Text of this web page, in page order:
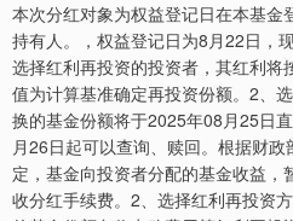
本次分红对象为权益登记日在本基金
持有人。，权益登记日为8月22日，
选择红利再投资的投资者，其红利
值为计算基准确定再投资份额。2、
换的基金份额将于2025年08月25日
月26日起可以查询、赎回。根据财
定，基金向投资者分配的基金收益
收分红手续费。2、选择红利再投资